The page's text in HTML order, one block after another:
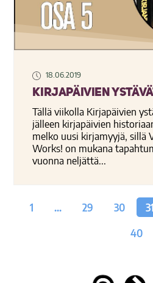
18.06.2019
Kirjapäivien
Tällä viikolla Kirjapäivien
jälleen kirjapäivien
melko uusi kirjamyyjä, sillä
Works! on mukana
vuonna neljättä...
1 … 29 30 31
40